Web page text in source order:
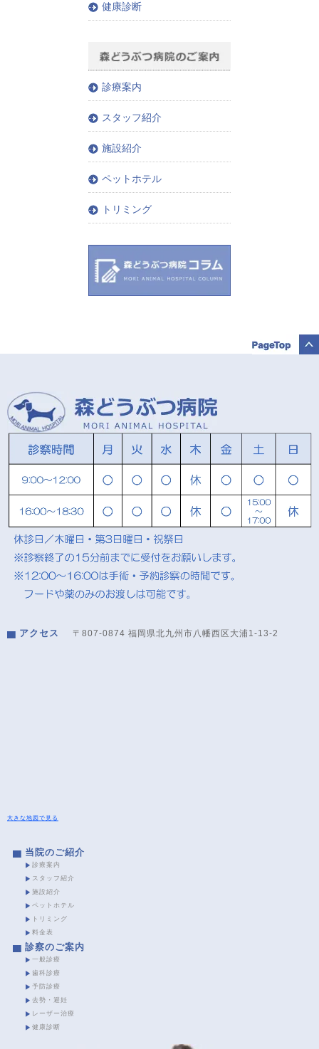
健康診断
診療案内
スタッフ紹介
施設紹介
ペットホテル
トリミング
アクセス 〒807-0874 福岡県北九州市八幡西区大浦1-13-2
大きな地図で見る
当院のご紹介
診療案内
スタッフ紹介
施設紹介
ペットホテル
トリミング
料金表
診察のご案内
一般診療
歯科診療
予防診療
去勢・避妊
レーザー治療
健康診断